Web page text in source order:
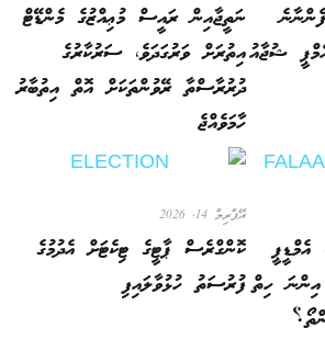
ޝުޖާއު
ނަތީޖާއިން ރައީސް މުޢިއްޒުގެ މެންޑޭޓް
އިތުރަށް ވަރުގަދަވެ، ސަރުކާރުގެ
ދުރުރާސްތާ ރޭވުންތަކަށް އޮތް އިތުބާރު
ހާމަވެއްޖެ
ހިތް
އޭޕްރިލް 14, 2026
ކޮންގްރެސް ޕާޓީގެ ޓިކެޓަށް އެދުމުގެ
ފުރުސަތު ހުޅުވާލައިފި